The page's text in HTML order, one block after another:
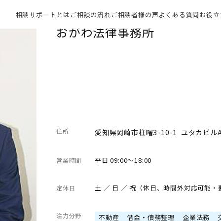
相談サポートとは ご相談の流れご相談者様の声よくある質問お役
おがわ法律事務所
住所 愛知県岡崎市柱曙3-10-1 ユタカビル
営業時間 平日 09:00～18:00
定休日 土 ／ 日 ／ 祝（休日、時間外対応可能・
注力分野 不動産 借金・債務整理 企業法務